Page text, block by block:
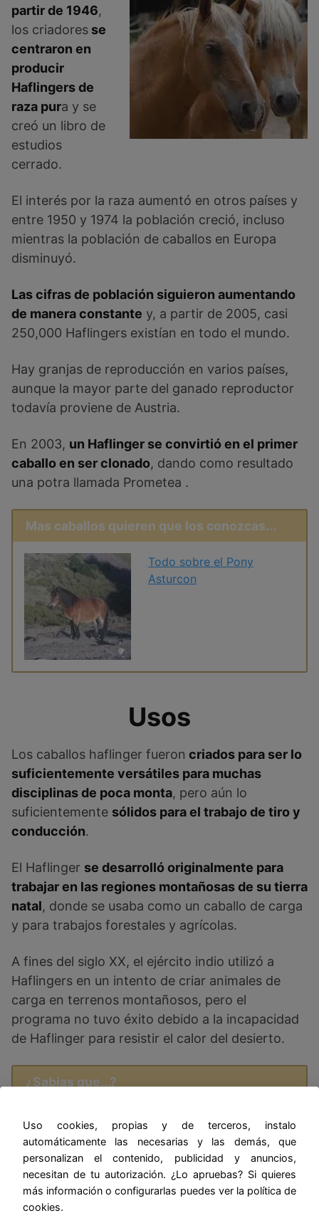
partir de 1946,
los criadores se
centraron en
producir
Haflingers de
raza pura y se
creó un libro de
estudios
cerrado.
El interés por la raza aumentó en otros países y
entre 1950 y 1974 la población creció, incluso
mientras la población de caballos en Europa
disminuyó.
Las cifras de población siguieron aumentando
de manera constante y, a partir de 2005, casi
250,000 Haflingers existían en todo el mundo.
Hay granjas de reproducción en varios países,
aunque la mayor parte del ganado reproductor
todavía proviene de Austria.
En 2003, un Haflinger se convirtió en el primer
caballo en ser clonado, dando como resultado
una potra llamada Prometea .
Mas caballos quieren que los conozcas...
Todo sobre el Pony
Asturcon
Usos
Los caballos haflinger fueron criados para ser lo
suficientemente versátiles para muchas
disciplinas de poca monta, pero aún lo
suficientemente sólidos para el trabajo de tiro y
conducción.
El Haflinger se desarrolló originalmente para
trabajar en las regiones montañosas de su tierra
natal, donde se usaba como un caballo de carga
y para trabajos forestales y agrícolas.
A fines del siglo XX, el ejército indio utilizó a
Haflingers en un intento de criar animales de
carga en terrenos montañosos, pero el
programa no tuvo éxito debido a la incapacidad
de Haflinger para resistir el calor del desierto.
¿Sabias que...?
Uso cookies, propias y de terceros, instalo
automáticamente las necesarias y las demás, que
personalizan el contenido, publicidad y anuncios,
necesitan de tu autorización. ¿Lo apruebas? Si quieres
más información o configurarlas puedes ver la política de
cookies.